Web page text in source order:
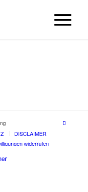
DISCLAIMER
widerrufen